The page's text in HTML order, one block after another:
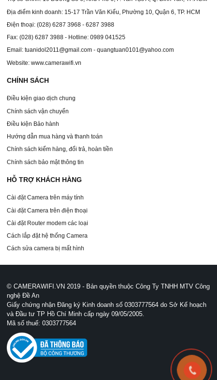
Địa điểm kinh doanh: 15-17 Trần Văn Kiểu, Phường 10, Quận 6, TP. HCM
Điện thoại: (028) 6287 3968 - 6287 3988
Fax: (028) 6287 3988 - Hotline: 0989 041525
Email: tuanidol2011@gmail.com - quangtuan0101@yahoo.com
Website: www.camerawifi.vn
CHÍNH SÁCH
Điều kiện giao dịch chung
Chính sách vận chuyển
Điều kiện Bảo hành
Hướng dẫn mua hàng và thanh toán
Chính sách kiểm hàng, đổi trả, hoàn tiền
Chính sách bảo mật thông tin
HỖ TRỢ KHÁCH HÀNG
Cài đặt Camera trên máy tính
Cài đặt Camera trên điện thoại
Cài đặt Router modem các loại
Cách lắp đặt hệ thống Camera
Cách sửa camera bị mất hình
© CAMERAWIFI.VN 2019 - Bản quyền thuộc Công Ty TNHH MTV Công
nghệ Đề An
Giấy chứng nhận Đăng ký Kinh doanh số 0303777564 do Sở Kế hoạch
và Đầu tư TP Hồ Chí Minh cấp ngày 09/05/2005.
Mã số thuế: 0303777564